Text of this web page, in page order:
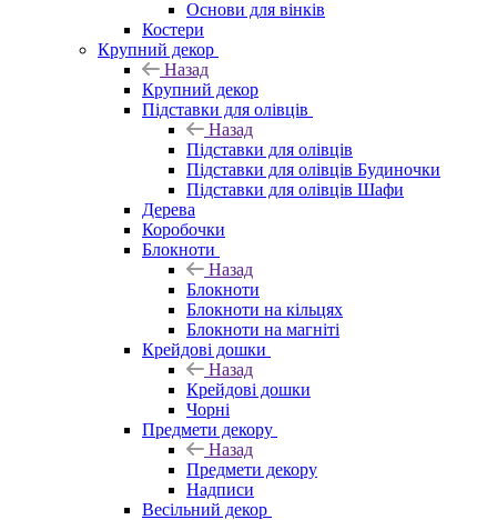
Основи для вінків
Костери
Крупний декор
Назад
Крупний декор
Підставки для олівців
Назад
Підставки для олівців
Підставки для олівців Будиночки
Підставки для олівців Шафи
Дерева
Коробочки
Блокноти
Назад
Блокноти
Блокноти на кільцях
Блокноти на магніті
Крейдові дошки
Назад
Крейдові дошки
Чорні
Предмети декору
Назад
Предмети декору
Надписи
Весільний декор